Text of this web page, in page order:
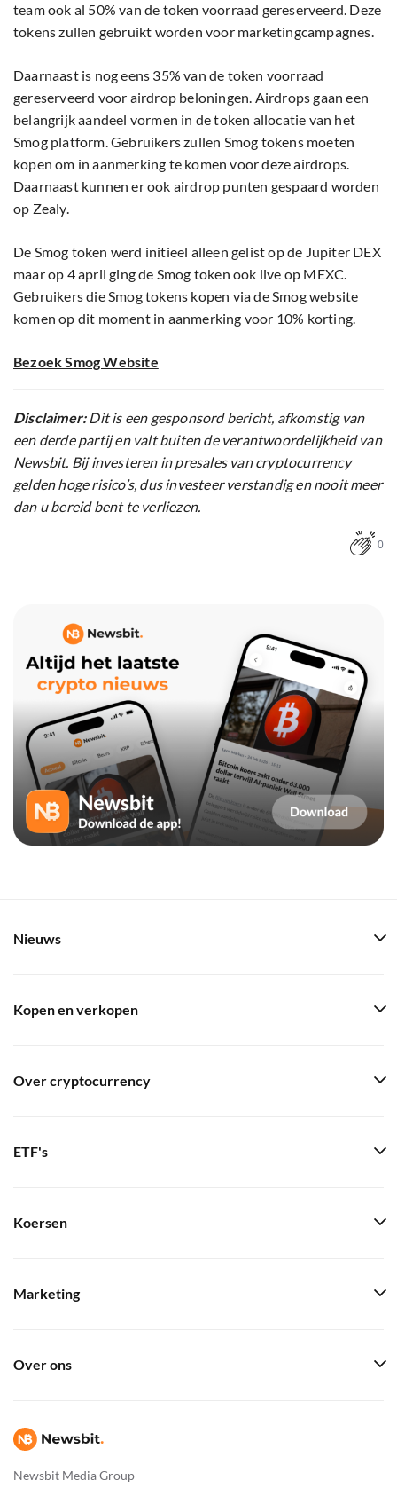
team ook al 50% van de token voorraad gereserveerd. Deze
tokens zullen gebruikt worden voor marketingcampagnes.
Daarnaast is nog eens 35% van de token voorraad
gereserveerd voor airdrop beloningen. Airdrops gaan een
belangrijk aandeel vormen in de token allocatie van het
Smog platform. Gebruikers zullen Smog tokens moeten
kopen om in aanmerking te komen voor deze airdrops.
Daarnaast kunnen er ook airdrop punten gespaard worden
op Zealy.
De Smog token werd initieel alleen gelist op de Jupiter DEX
maar op 4 april ging de Smog token ook live op MEXC.
Gebruikers die Smog tokens kopen via de Smog website
komen op dit moment in aanmerking voor 10% korting.
Bezoek Smog Website
Disclaimer:Dit is een gesponsord bericht, afkomstig van
een derde partij en valt buiten de verantwoordelijkheid van
Newsbit. Bij investeren in presales van cryptocurrency
gelden hoge risico’s, dus investeer verstandig en nooit meer
dan u bereid bent te verliezen.
0
Newsbit Media Group
Nieuws
Kopen en verkopen
Over cryptocurrency
ETF's
Koersen
Marketing
Over ons